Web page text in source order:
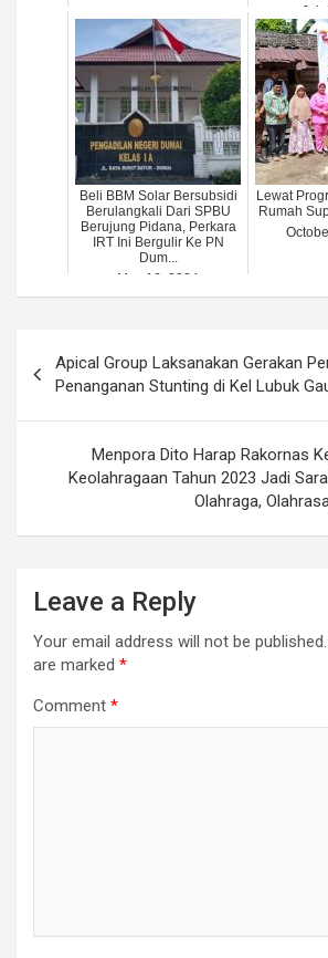
Beli BBM Solar Bersubsidi
Berulangkali Dari SPBU
Berujung Pidana, Perkara
IRT Ini Bergulir Ke PN
Dum...
May 16, 2024
Lewat
Rumah
navigation
Apical Group Laksanakan Gerakan
Penanganan Stunting di Kel Lubuk
Menpora Dito Harap Rakornas
Keolahragaan Tahun 2023 Jadi
Olahraga,
Leave a Reply
Your email address will not be published.
are marked *
Comment *